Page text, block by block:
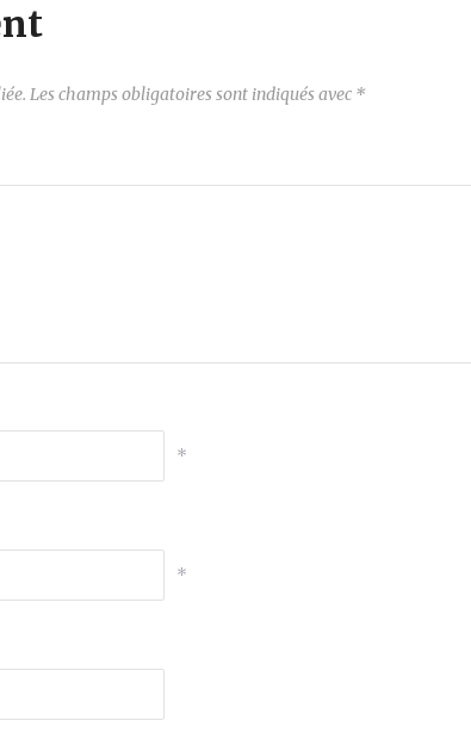
Les champs obligatoires sont indiqués avec *
*
*